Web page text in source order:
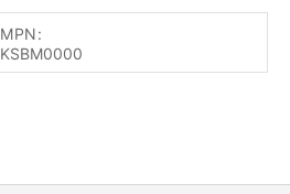
MPN:
KSBM0000